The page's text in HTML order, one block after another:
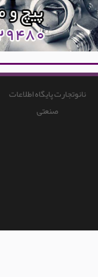
نانوتجارت پایگاه اطلاعات
صنعتی